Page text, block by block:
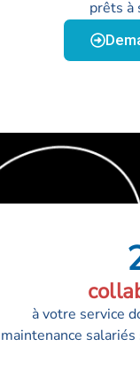
prêts à
à votre service
maintenance